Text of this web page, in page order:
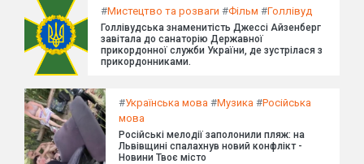
#Мистецтво та розваги #Фільм #Голлівуд
Голлівудська знаменитість Джессі Айзенберг
завітала до санаторію Державної
прикордонної служби України, де зустрілася з
прикордонниками.
#Українська мова #Музика #Російська
мова
Російські мелодії заполонили пляж: на
Львівщині спалахнув новий конфлікт -
Новини Твоє місто